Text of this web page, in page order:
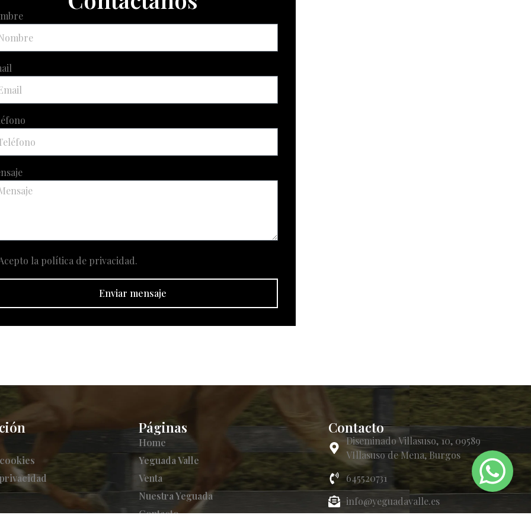
la política de privacidad.
Enviar mensaje
Páginas
Home
Yeguada Valle
Venta
Nuestra Yeguada
Contacto
Contacto
Diseminado Villasuso, 10, 09589
VIllasuso de Mena, Burgos
645520731
info@yeguadavalle.es